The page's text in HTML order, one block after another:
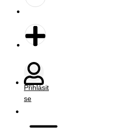
Přihlásit
se